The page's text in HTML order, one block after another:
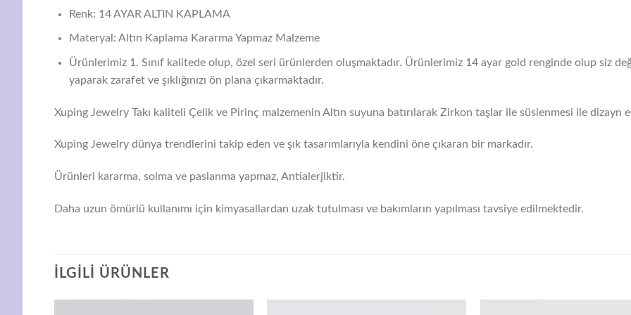
Renk: 14 AYAR ALTIN KAPLAMA
Materyal: Altın Kaplama Kararma Yapmaz Malzeme
Ürünlerimiz 1. Sınıf kalitede olup, özel seri ürünlerden oluşmaktadır. Ürünlerimiz 14 ayar gold renginde olup siz
yaparak zarafet ve şıklığınızı ön plana çıkarmaktadır.
Xuping Jewelry Takı kaliteli Çelik ve Pirinç malzemenin Altın suyuna batırılarak Zirkon taşlar ile süslenmesi ile dizayn
Xuping Jewelry dünya trendlerini takip eden ve şık tasarımlarıyla kendini öne çıkaran bir markadır.
Ürünleri kararma, solma ve paslanma yapmaz, Antialerjiktir.
Daha uzun ömürlü kullanımı için kimyasallardan uzak tutulması ve bakımların yapılması tavsiye edilmektedir.
İLGILI ÜRÜNLER